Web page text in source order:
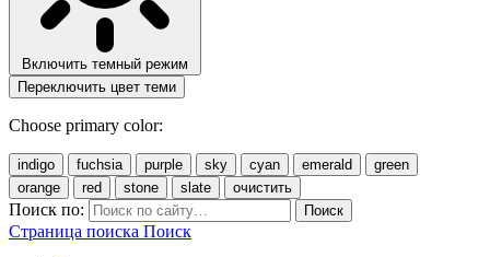
Включить темный режим
Переключить цвет теми
Choose primary color:
indigo fuchsia purple sky cyan emerald
green
orange
red stone slate очистить
Поиск по: Поиск
Страница поиска Поиск